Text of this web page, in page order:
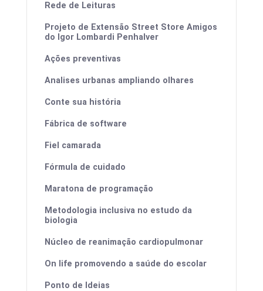
Rede de Leituras
Projeto de Extensão Street Store Amigos
do Igor Lombardi Penhalver
Ações preventivas
Analises urbanas ampliando olhares
Conte sua história
Fábrica de software
Fiel camarada
Fórmula de cuidado
Maratona de programação
Metodologia inclusiva no estudo da
biologia
Núcleo de reanimação cardiopulmonar
On life promovendo a saúde do escolar
Ponto de Ideias